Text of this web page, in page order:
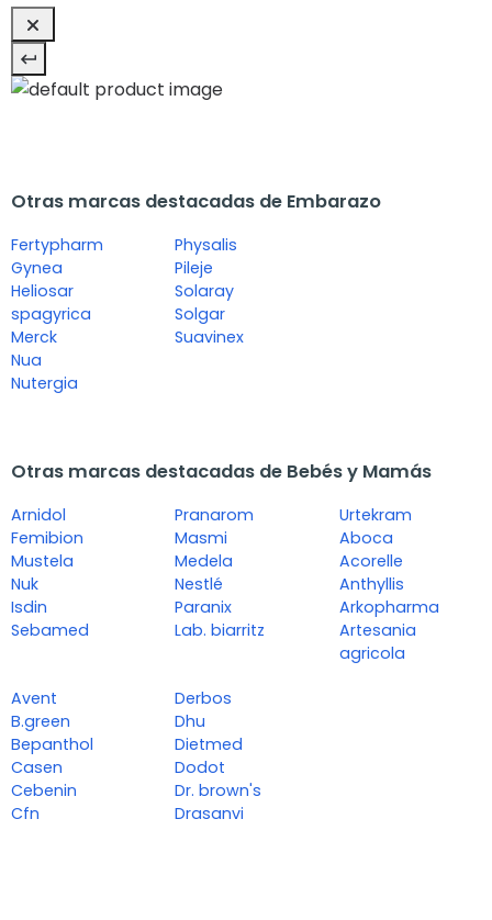
Otras marcas destacadas de Embarazo
Fertypharm
Gynea
Heliosar
spagyrica
Merck
Nua
Nutergia
Physalis
Pileje
Solaray
Solgar
Suavinex
Otras marcas destacadas de Bebés y Mamás
Arnidol
Femibion
Mustela
Nuk
Isdin
Sebamed
Pranarom
Masmi
Medela
Nestlé
Paranix
Lab. biarritz
Urtekram
Aboca
Acorelle
Anthyllis
Arkopharma
Artesania
agricola
Avent
B.green
Bepanthol
Casen
Cebenin
Cfn
Derbos
Dhu
Dietmed
Dodot
Dr. brown's
Drasanvi